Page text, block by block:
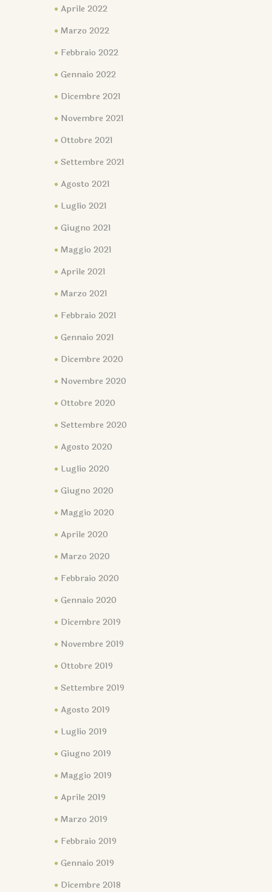
Aprile 2022
Marzo 2022
Febbraio 2022
Gennaio 2022
Dicembre 2021
Novembre 2021
Ottobre 2021
Settembre 2021
Agosto 2021
Luglio 2021
Giugno 2021
Maggio 2021
Aprile 2021
Marzo 2021
Febbraio 2021
Gennaio 2021
Dicembre 2020
Novembre 2020
Ottobre 2020
Settembre 2020
Agosto 2020
Luglio 2020
Giugno 2020
Maggio 2020
Aprile 2020
Marzo 2020
Febbraio 2020
Gennaio 2020
Dicembre 2019
Novembre 2019
Ottobre 2019
Settembre 2019
Agosto 2019
Luglio 2019
Giugno 2019
Maggio 2019
Aprile 2019
Marzo 2019
Febbraio 2019
Gennaio 2019
Dicembre 2018